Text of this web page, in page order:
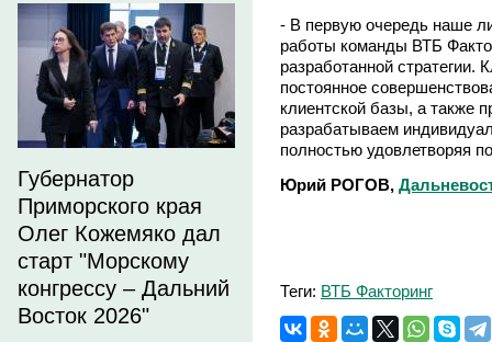
Губернатор
Приморского края
Олег Кожемяко дал
старт "Морскому
конгрессу – Дальний
Восток 2026"
- В первую очередь наше
работы команды ВТБ
разработанной
постоянное
клиентской базы, а также
разрабатываем
полностью удовлетворяя
Юрий РОГОВ,
Теги: ВТБ Факторинг